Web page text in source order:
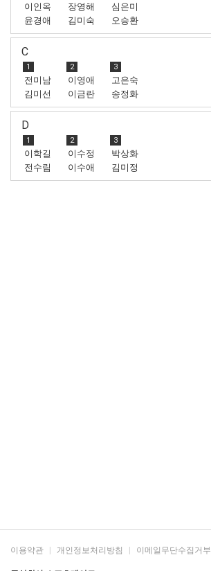
이인옥
윤경애
장영해
김미숙
심은미
오승환
C
1
전미남
김미선
2
이영애
이금란
3
고은숙
송정화
D
1
이학길
전수림
2
이수정
이수애
3
박상화
김미정
이용약관 개인정보처리방침 이메일무단수집거부